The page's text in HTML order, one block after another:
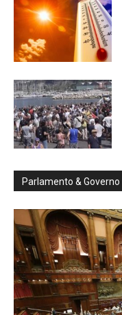
Parlamento & Governo